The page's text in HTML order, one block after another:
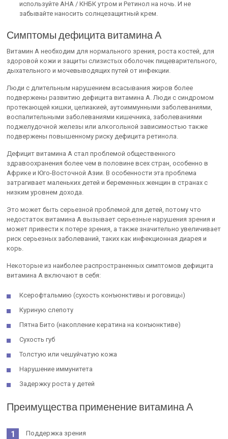
используйте АНА / КНБК утром и Ретинол на ночь. И не
забывайте наносить солнцезащитный крем.
Симптомы дефицита витамина А
Витамин А необходим для нормального зрения, роста костей, для
здоровой кожи и защиты слизистых оболочек пищеварительного,
дыхательного и мочевыводящих путей от инфекции.
Люди с длительным нарушением всасывания жиров более
подвержены развитию дефицита витамина А. Люди с синдромом
протекающей кишки, целиакией, аутоиммунными заболеваниями,
воспалительными заболеваниями кишечника, заболеваниями
поджелудочной железы или алкогольной зависимостью также
подвержены повышенному риску дефицита ретинола.
Дефицит витамина А стал проблемой общественного
здравоохранения более чем в половине всех стран, особенно в
Африке и Юго-Восточной Азии. В особенности эта проблема
затрагивает маленьких детей и беременных женщин в странах с
низким уровнем дохода.
Это может быть серьезной проблемой для детей, потому что
недостаток витамина А вызывает серьезные нарушения зрения и
может привести к потере зрения, а также значительно увеличивает
риск серьезных заболеваний, таких как инфекционная диарея и
корь.
Некоторые из наиболее распространенных симптомов дефицита
витамина А включают в себя:
Ксерофтальмию (сухость конъюнктивы и роговицы)
Куриную слепоту
Пятна Бито (накопление кератина на конъюнктиве)
Сухость губ
Толстую или чешуйчатую кожа
Нарушение иммунитета
Задержку роста у детей
Преимущества применение витамина А
Поддержка зрения